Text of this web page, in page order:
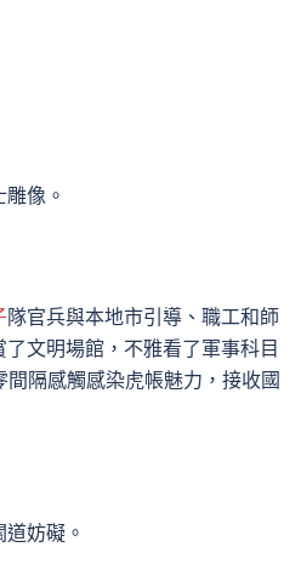
像。
隊官兵與本地市引導、職工和師
了文明場館，不雅看了軍事科目
隔感觸感染虎帳魅力，接收國
妨礙。